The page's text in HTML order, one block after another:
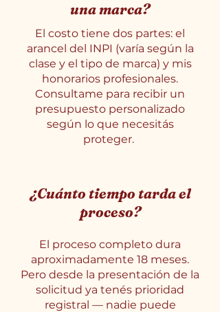
una marca?
El costo tiene dos partes: el
arancel del INPI (varía según la
clase y el tipo de marca) y mis
honorarios profesionales.
Consultame para recibir un
presupuesto personalizado
según lo que necesitás
proteger.
¿Cuánto tiempo tarda el
proceso?
El proceso completo dura
aproximadamente 18 meses.
Pero desde la presentación de la
solicitud ya tenés prioridad
registral — nadie puede